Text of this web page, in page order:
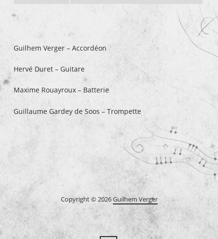
Guilhem Verger – Accordéon
Hervé Duret – Guitare
Maxime Rouayroux – Batterie
Guillaume Gardey de Soos – Trompette
Copyright © 2026Guilhem Verger